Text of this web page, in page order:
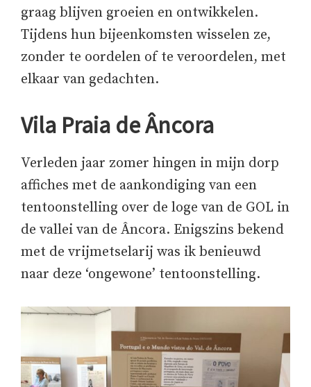
graag blijven groeien en ontwikkelen.
Tijdens hun bijeenkomsten wisselen ze,
zonder te oordelen of te veroordelen, met
elkaar van gedachten.
Vila Praia de Âncora
Verleden jaar zomer hingen in mijn dorp
affiches met de aankondiging van een
tentoonstelling over de loge van de GOL in
de vallei van de Âncora. Enigszins bekend
met de vrijmetselarij was ik benieuwd
naar deze ‘ongewone’ tentoonstelling.